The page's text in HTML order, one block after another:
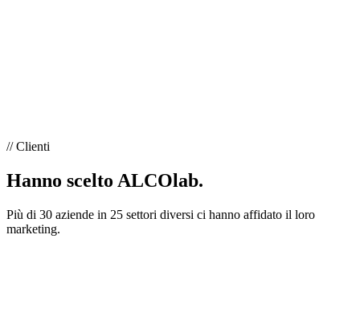
// Clienti
Hanno scelto ALCOlab.
Più di 30 aziende in 25 settori diversi ci hanno affidato il loro
marketing.